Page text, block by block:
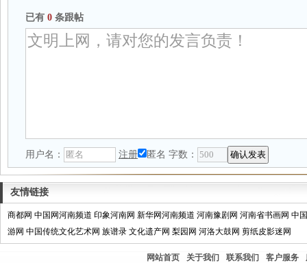
已有 0 条跟帖
用户名： 注册 匿名 字数：
友情链接
商都网 中国网河南频道 印象河南网 新华网河南频道 河南豫剧网 河南省书画网 中
游网 中国传统文化艺术网 族谱录 文化遗产网 梨园网 河洛大鼓网 剪纸皮影迷网
网站首页 关于我们 联系我们 客户服务